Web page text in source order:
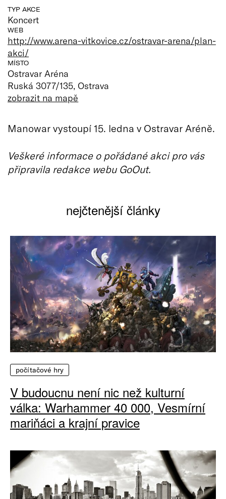
TYP AKCE
Koncert
WEB
http://www.arena-vitkovice.cz/ostravar-arena/plan-
akci/
MÍSTO
Ostravar Aréna
Ruská 3077/135, Ostrava
zobrazit na mapě
Manowar vystoupí 15. ledna v Ostravar Aréně.
Veškeré informace o pořádané akci pro vás
připravila redakce webu GoOut.
nejčtenější články
počítačové hry
V budoucnu není nic než kulturní
válka: Warhammer 40 000, Vesmírní
mariňáci a krajní pravice